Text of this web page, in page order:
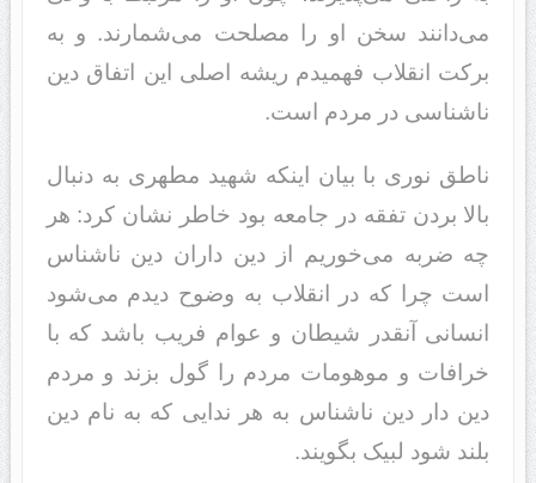
می‌دانند سخن او را مصلحت می‌شمارند. و به
برکت انقلاب فهمیدم ریشه اصلی این اتفاق دین
ناشناسی در مردم است.
ناطق نوری با بیان اینکه شهید مطهری به دنبال
بالا بردن تفقه در جامعه بود خاطر نشان کرد: هر
چه ضربه می‌خوریم از دین داران دین ناشناس
است چرا که در انقلاب به وضوح دیدم می‌شود
انسانی آنقدر شیطان و عوام فریب باشد که با
خرافات و موهومات مردم را گول بزند و مردم
دین دار دین ناشناس به هر ندایی که به نام دین
بلند شود لبیک بگویند.